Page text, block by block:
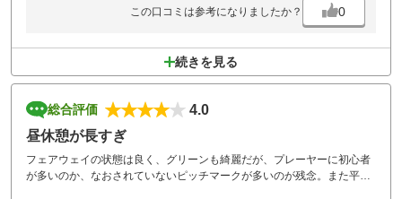
この口コミは参考になりましたか？ 0
続きを見る
総合評価
4.0
昼休憩が長すぎ
フェアウェイの状態は良く、グリーンも綺麗だが、プレーヤーに初心者
が多いのか、なおされていないピッチマークが多いのが残念。また平日